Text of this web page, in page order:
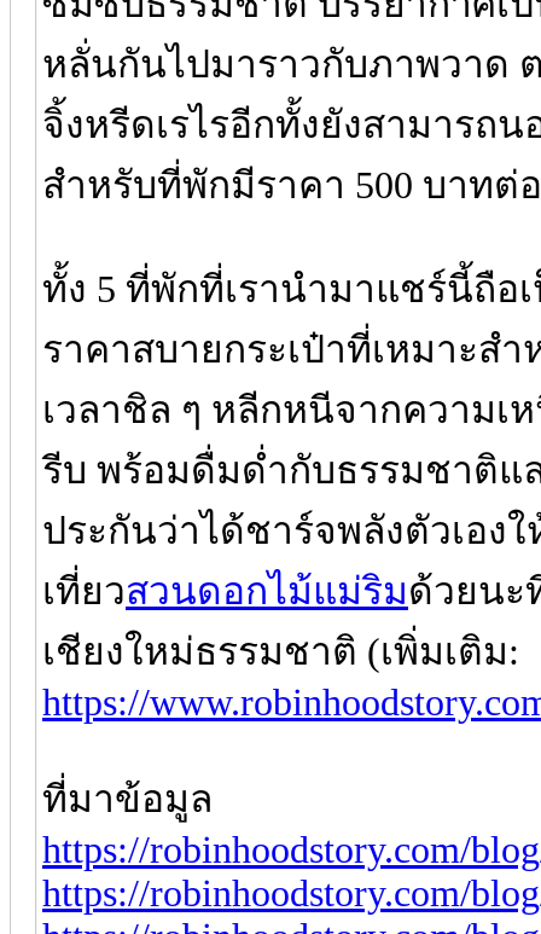
หลั่นกันไปมาราวกับภาพวาด
จิ้งหรีดเรไรอีกทั้งยังสามารถ
สำหรับที่พักมีราคา 500 บาทต่
ทั้ง 5 ที่พักที่เรานำมาแชร์นี้ถือ
ราคาสบายกระเป๋าที่เหมาะส
เวลาชิล ๆ หลีกหนีจากความเ
รีบ พร้อมดื่มด่ำกับธรรมชาติแ
ประกันว่าได้ชาร์จพลังตัวเอง
เที่ยวสวนดอกไม้แม่ริมด้วยนะ
เชียงใหม่ธรรมชาติ (เพิ่มเติม:
https://
ที่มาข้อมูล
https://robinhoodstory.com/
https://robinhoodstory.com/